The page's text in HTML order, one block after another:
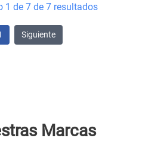
1 de 7 de 7 resultados
Siguiente
Marcas